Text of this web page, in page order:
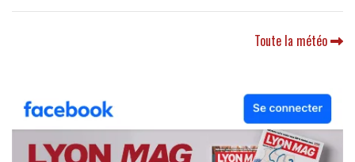
Toute la météo